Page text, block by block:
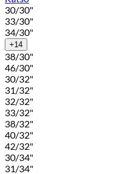
30/30"
33/30"
34/30"
+14
38/30"
46/30"
30/32"
31/32"
32/32"
33/32"
38/32"
40/32"
42/32"
30/34"
31/34"